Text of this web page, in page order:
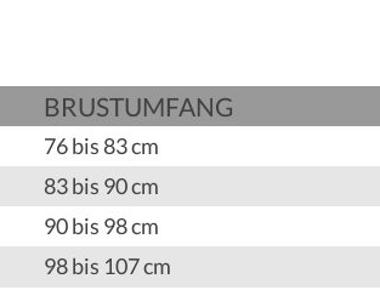
BRUST­­UMFANG
76 bis 83 cm
83 bis 90 cm
90 bis 98 cm
98 bis 107 cm